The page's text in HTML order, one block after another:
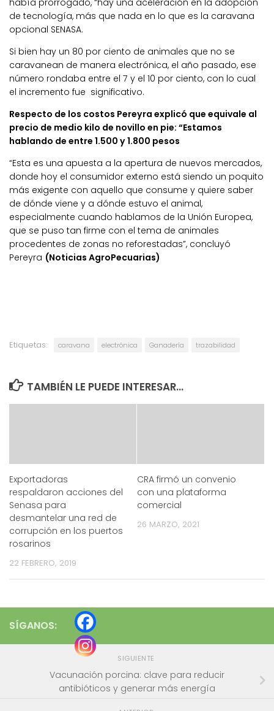
de tecnología, más que nada en lo que es la caravana
opcional SENASA.
Si bien hay un 80 por ciento de animales que no se
caravanean de manera electrónica, el año pasado, ese
número rondaba entre el 7 y el 10 por ciento, con lo cual
el incremento fue significativo.
Respecto de los costos Pereyra explicó que equivale al
precio de medio kilo de novillo en pie: “Estamos
hablando de entre 1.500 y 1.800 pesos
“Esta es una apuesta a la apertura de nuevos mercados,
donde hoy el consumidor externo está siendo un poquito
más exigente con aquello que consume y quiere saber
de dónde viene y a dónde estuvo el animal,
especialmente cuando hablamos de la Unión Europea,
que se puso tan firme con el tema de animales
procedentes de zonas no reforestadas”, concluyó
Pereyra (Noticias AgroPecuarias)
Etiquetas: caravana electrónica Ganadería trazabilidad
TAMBIÉN LE PUEDE INTERESAR...
Exportadoras
respaldaron acciones del
Senasa para
desmantelar una red de
corrupción en los puertos
rosarinos
22 FEBRERO, 2019
CRA firmó un convenio
con una plataforma
comercial
26 MARZO, 2021
SÍGANOS:
SIGUIENTE
Vacunación porcina: clave para reducir
antibióticos y generar más energía